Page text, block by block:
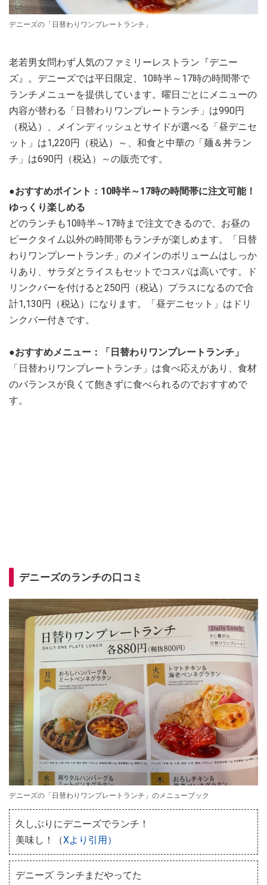
デニーズの「日替わりワンプレートランチ」
老若男女問わず人気のファミリーレストラン『デニー
ズ』。デニーズでは平日限定、10時半～17時の時間帯で
ランチメニューを提供しています。曜日ごとにメニューの
内容が替わる「日替わりワンプレートランチ」は990円
（税込）、メインディッシュとサイドが選べる「昼デニセ
ット」は1,220円（税込）～、和食と中華の「麺＆丼ラン
チ」は690円（税込）～の販売です。
●おすすめポイント：10時半～17時の時間帯に注文可能！
ゆっくり楽しめる
どのランチも10時半～17時まで注文できるので、お昼の
ピークタイム以外の時間帯もランチが楽しめます。「日替
わりワンプレートランチ」のメインのボリュームはしっか
りあり、サラダとライスもセットでコスパは高いです。ド
リンクバーを付けると250円（税込）プラスになるので合
計1,130円（税込）になります。「昼デニセット」はドリ
ンクバー付きです。
●おすすめメニュー：「日替わりワンプレートランチ」
「日替わりワンプレートランチ」は食べ応えがあり、食材
のバランスが良くて飽きずに食べられるのでおすすめで
す。
デニーズのランチの口コミ
デニーズの「日替わりワンプレートランチ」のメニューブック
久しぶりにデニーズでランチ！
美味し！（Xより引用）
デニーズ ランチまだやってた